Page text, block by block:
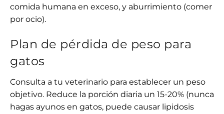
comida humana en exceso, y aburrimiento (comer
por ocio).
Plan de pérdida de peso para
gatos
Consulta a tu veterinario para establecer un peso
objetivo. Reduce la porción diaria un 15-20% (nunca
hagas ayunos en gatos, puede causar lipidosis